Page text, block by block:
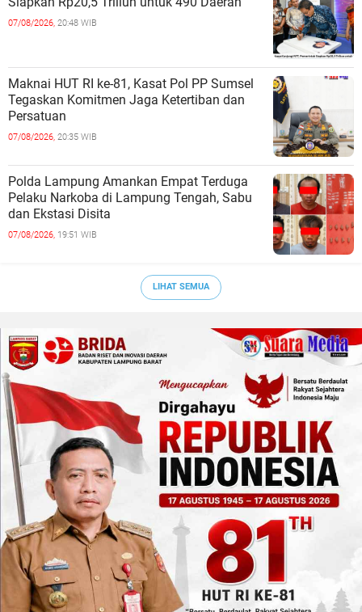
07/08/2026, 20:48 WIB
Maknai HUT RI ke-81, Kasat Pol PP Sumsel
Tegaskan Komitmen Jaga Ketertiban dan
Persatuan
07/08/2026, 20:35 WIB
Polda Lampung Amankan Empat Terduga
Pelaku Narkoba di Lampung Tengah, Sabu
dan Ekstasi Disita
07/08/2026, 19:51 WIB
LIHAT SEMUA